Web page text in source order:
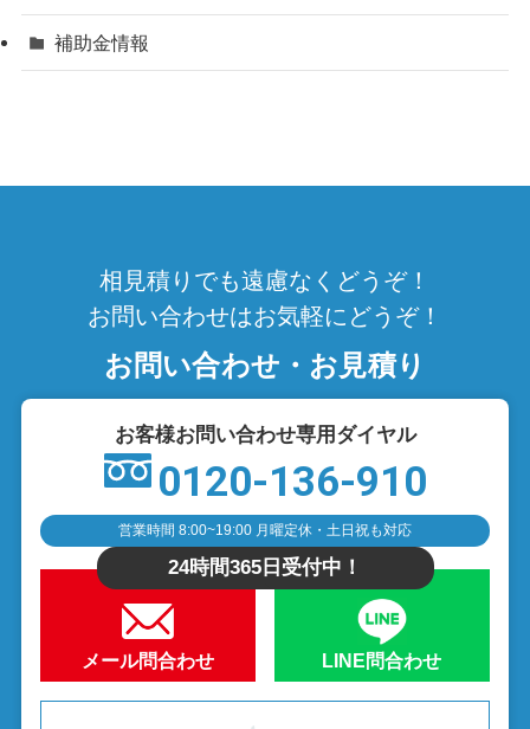
補助金情報
相見積りでも遠慮なくどうぞ！
お問い合わせはお気軽にどうぞ！
お問い合わせ・お見積り
お客様お問い合わせ専用ダイヤル
0120-136-910
営業時間 8:00~19:00 月曜定休・土日祝も対応
24時間365日受付中！
メール問合わせ LINE問合わせ